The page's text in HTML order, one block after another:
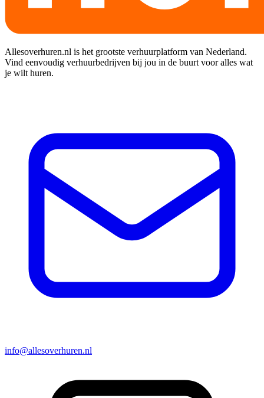
Allesoverhuren.nl is het grootste verhuurplatform van Nederland.
Vind eenvoudig verhuurbedrijven bij jou in de buurt voor alles wat
je wilt huren.
info@allesoverhuren.nl